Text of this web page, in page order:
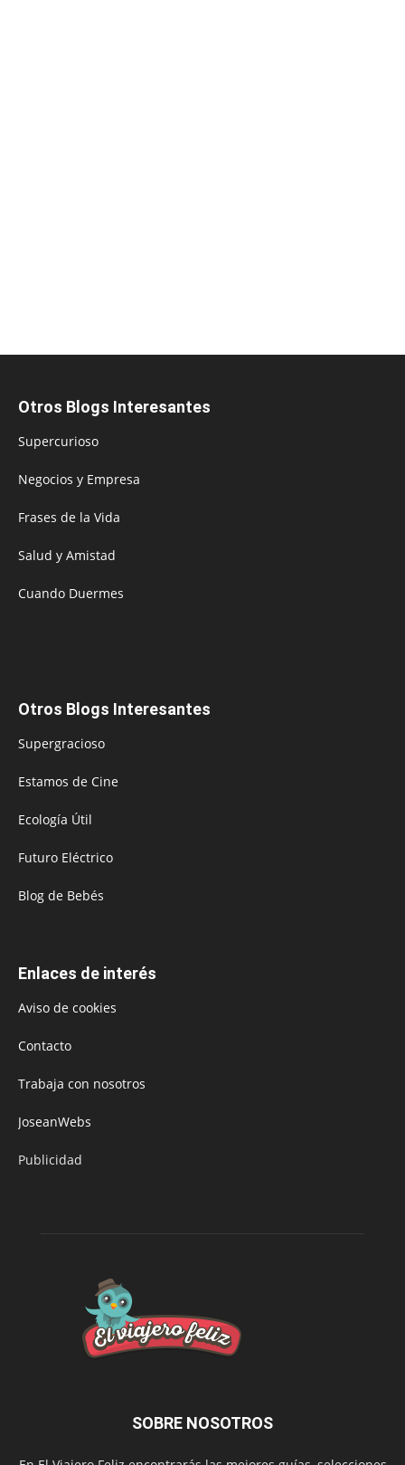
Otros Blogs Interesantes
Supercurioso
Negocios y Empresa
Frases de la Vida
Salud y Amistad
Cuando Duermes
Otros Blogs Interesantes
Supergracioso
Estamos de Cine
Ecología Útil
Futuro Eléctrico
Blog de Bebés
Enlaces de interés
Aviso de cookies
Contacto
Trabaja con nosotros
JoseanWebs
Publicidad
SOBRE NOSOTROS